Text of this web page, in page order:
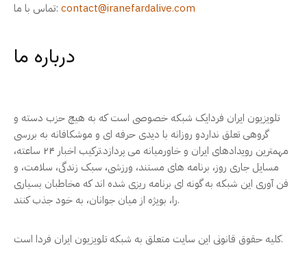
تماس با ما: contact@iranefardalive.com
درباره ما
تلویزیون ایران فردایک شبکه خصوصی است که به هیچ حزب دسته و
گروهی تعلق نداردو روزانه با دیدی حرفه ای و موشکافانه به بررسی
مهمترین رویدادهای ایران و خاورمیانه می پردازد.ترکیب اخبار ۲۴ ساعته،
مسایل جاری روز، برنامه های مستند، ورزشی، سبک زندگی، سلامت، و
فن آوری این شبکه به گونه ای برنامه ریزی شده اند که مخاطبان بسیاری
را، بویژه از میان جوانان، به خود جذب کنند.
کلیه حقوق قانونی این سایت متعلق به شبکه تلویزیون ایران فردا است.